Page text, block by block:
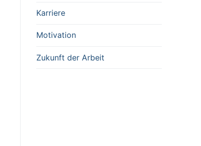
Karriere
Motivation
Zukunft der Arbeit